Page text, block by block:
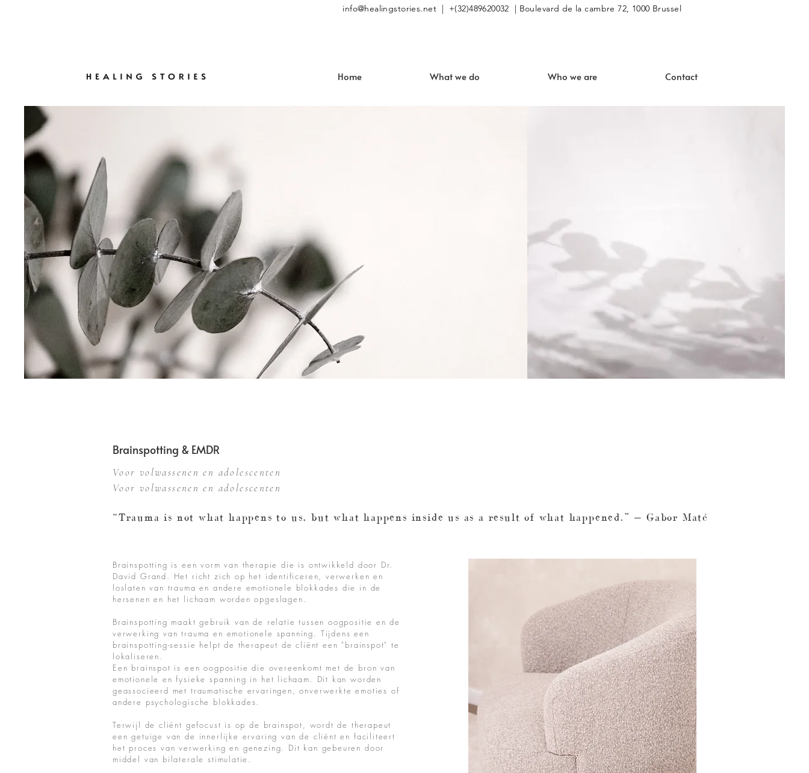
Home What we do Who we are Contact
Brainspotting & EMDR
Voor volwassenen en adolescenten
Voor volwassenen en adolescenten
“Trauma is not what happens to us, but what happens inside us as a result of what happened.” — Gabor Maté
Brainspotting is een vorm van therapie die is ontwikkeld door Dr.
David Grand. Het richt zich op het identificeren, verwerken en
loslaten van trauma en andere emotionele blokkades die in de
hersenen en het lichaam worden opgeslagen.
Brainspotting maakt gebruik van de relatie tussen oogpositie en de
verwerking van trauma en emotionele spanning. Tijdens een
brainspotting-sessie helpt de therapeut de cliënt een "brainspot" te
lokaliseren.
Een brainspot is een oogpositie die overeenkomt met de bron van
emotionele en fysieke spanning in het lichaam. Dit kan worden
geassocieerd met traumatische ervaringen, onverwerkte emoties of
andere psychologische blokkades.
Terwijl de cliënt gefocust is op de brainspot, wordt de therapeut
een getuige van de innerlijke ervaring van de cliënt en faciliteert
het proces van verwerking en genezing. Dit kan gebeuren door
middel van bilaterale stimulatie.
info@healingstories.net| +(32)489620032 | Boulevard de la cambre 72, 1000 Brussel